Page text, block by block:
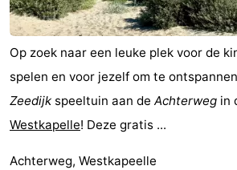
Op zoek naar een leuke plek voor de
spelen en voor jezelf om te
Zeedijk speeltuin aan de Achterweg in
Westkapelle! Deze gratis ...
Achterweg, Westkapeelle